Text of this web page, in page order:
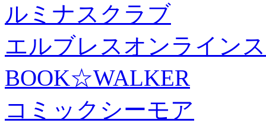
ルミナスクラブ
エルブレスオンライン
BOOK☆WALKER
コミックシーモア